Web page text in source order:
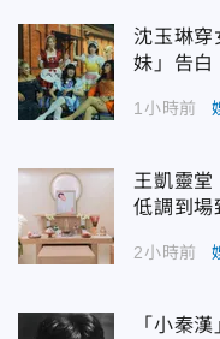
沈玉琳
妹」告白
1小時前
王凱靈
低調到場
2小時前
「小秦